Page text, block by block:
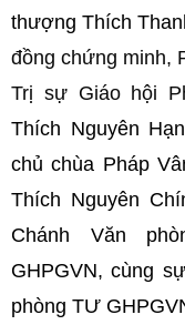
thượng Thích
đồng chứng minh,
Trị sự Giáo hội
Thích Nguyên
chủ chùa Pháp
Thích Nguyên
Chánh Văn
GHPGVN, cùng
phòng TƯ